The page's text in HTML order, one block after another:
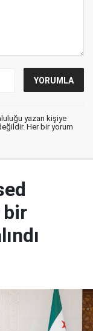
yazan kişiye
Her bir yorum
bir